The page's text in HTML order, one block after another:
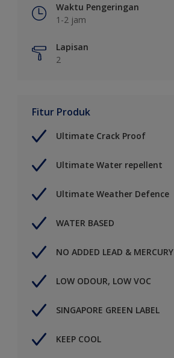
Waktu Pengeringan
1-2 jam
Lapisan
2
Fitur Produk
Ultimate Crack Proof
Ultimate Water repellent
Ultimate Weather Defence
WATER BASED
NO ADDED LEAD & MERCURY
LOW ODOUR, LOW VOC
SINGAPORE GREEN LABEL
KEEP COOL